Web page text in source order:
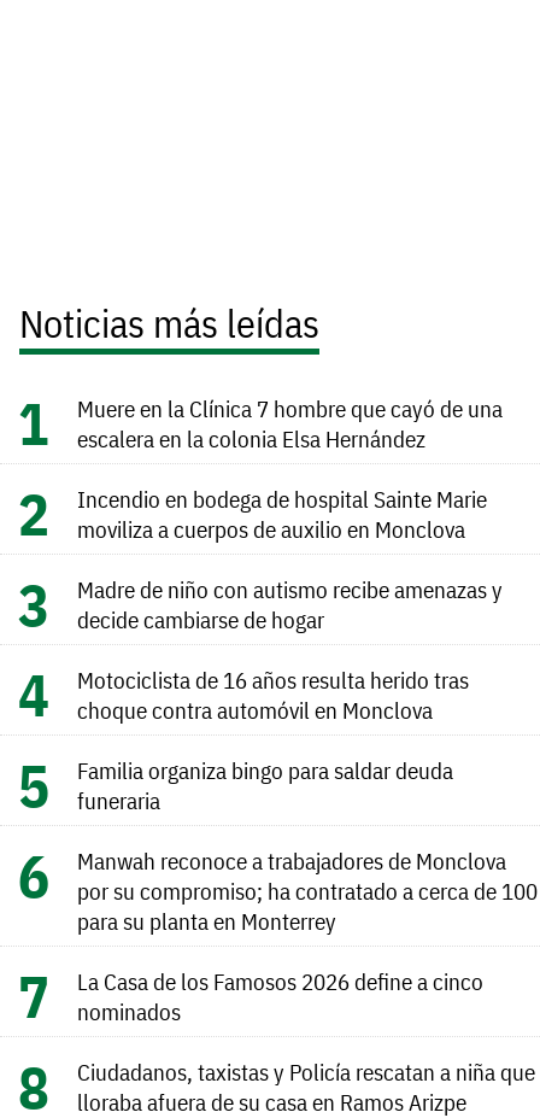
Noticias más leídas
Muere en la Clínica 7 hombre que cayó de una
escalera en la colonia Elsa Hernández
Incendio en bodega de hospital Sainte Marie
moviliza a cuerpos de auxilio en Monclova
Madre de niño con autismo recibe amenazas y
decide cambiarse de hogar
Motociclista de 16 años resulta herido tras
choque contra automóvil en Monclova
Familia organiza bingo para saldar deuda
funeraria
Manwah reconoce a trabajadores de Monclova
por su compromiso; ha contratado a cerca de 100
para su planta en Monterrey
La Casa de los Famosos 2026 define a cinco
nominados
Ciudadanos, taxistas y Policía rescatan a niña que
lloraba afuera de su casa en Ramos Arizpe